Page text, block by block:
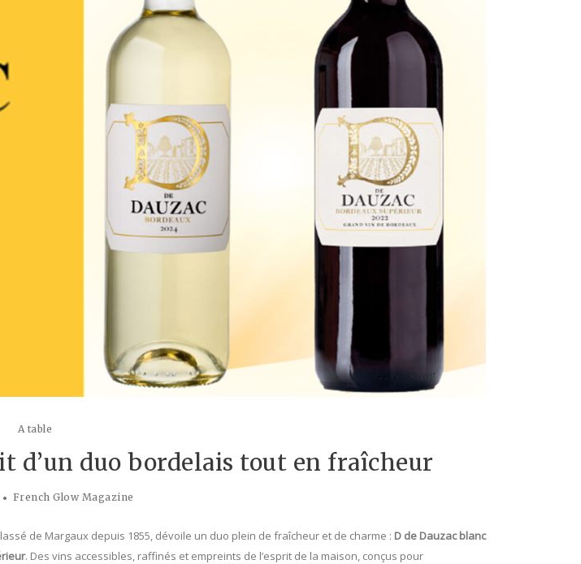
A table
d’un duo bordelais tout en fraîcheur
French Glow Magazine
de Margaux depuis 1855, dévoile un duo plein de fraîcheur et de charme : D de Dauzac blanc
. Des vins accessibles, raffinés et empreints de l’esprit de la maison, conçus pour